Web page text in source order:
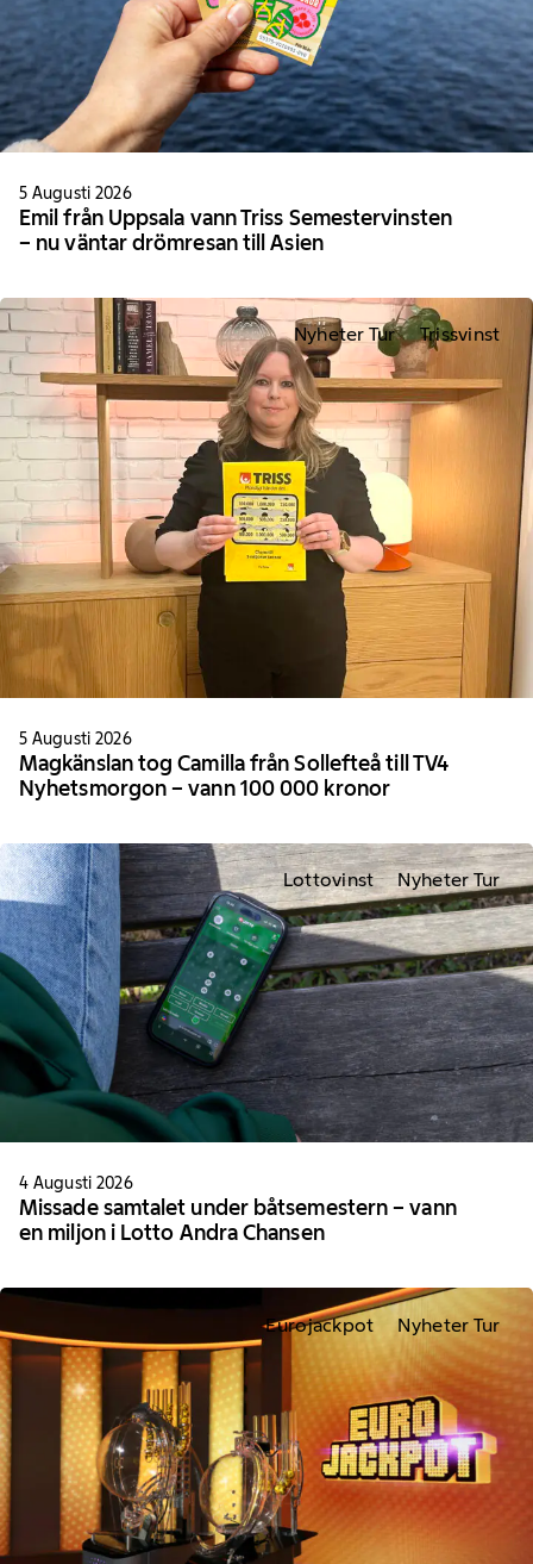
5 Augusti 2026
Emil från Uppsala vann Triss Semestervinsten
– nu väntar drömresan till Asien
Nyheter Tur Trissvinst
5 Augusti 2026
Magkänslan tog Camilla från Sollefteå till TV4
Nyhetsmorgon – vann 100 000 kronor
Lottovinst Nyheter Tur
4 Augusti 2026
Missade samtalet under båtsemestern – vann
en miljon i Lotto Andra Chansen
Eurojackpot Nyheter Tur